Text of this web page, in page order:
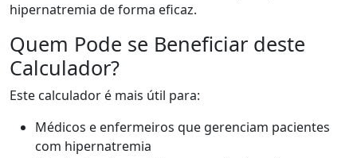
hipernatremia de forma eficaz.
Quem Pode se Beneficiar deste
Calculador?
Este calculador é mais útil para:
Médicos e enfermeiros que gerenciam pacientes
com hipernatremia